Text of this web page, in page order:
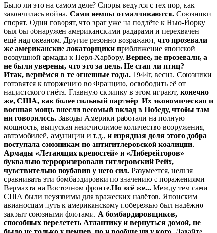
Было ли это на самом деле? Споры ведутся с тех пор, как
закончилась война. Сами немцы отмалчиваются. Союзники
спорят. Одни говорят, что враг уже на подлёте к Нью-Йорку
был бы обнаружен американскими радарами и перехвачен
ещё над океаном. Другие резонно возражают, что прозевали
же американские локаторщики приближение японской
воздушной армады к Перл-Харбору. Вернее, не прозевали, а
не были уверены, что это за цель. Не стая ли птиц?
Итак, вернёмся в те огненные годы. 1944г, весна. Союзники
готовятся к вторжению во Францию, освободить её от
нацистского гнёта. Главную скрипку в этом играют, конечно
же, США, как более сильный партнёр. Их экономическая и
военная мощь внесли весомый вклад в Победу, чтобы там
ни говорилось. Заводы Америки работали на полную
мощность, выпуская неисчислимое количество вооружения,
автомобилей, амуниции и т.д., и изрядная доля этого добра
поступала союзникам по антигитлеровской коалиции.
Армады «Летающих крепостей» и «Либерейторов»
буквально терроризировали гитлеровский Рейх,
чувствительно поубавив у него сил. Разумеется, нельзя
сравнивать эти бомбардировки по значению с поражениями
Вермахта на Восточном фронте.Но всё же... Между тем сами
США были неуязвимы для вражеских налётов. Японским
авианосцам путь к американскому побережью был надёжно
закрыт союзными флотами. А бомбардировщиков,
способных перелететь Атлантику и вернуться домой, не
было не только у немцев, но и вообще ни у кого. Давайте